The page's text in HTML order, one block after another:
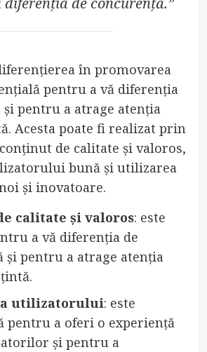
în promovarea
pentru a vă diferenția
și pentru a atrage atenția
Acesta poate fi realizat prin
de calitate și valoros,
bună și utilizarea
și inovatoare.
calitate și valoros: este
a vă diferenția de
și pentru a atrage atenția
utilizatorului: este
pentru a oferi o experiență
și pentru a